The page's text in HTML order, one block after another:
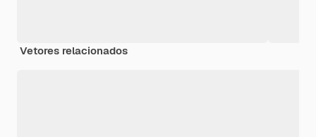
Vetores relacionados